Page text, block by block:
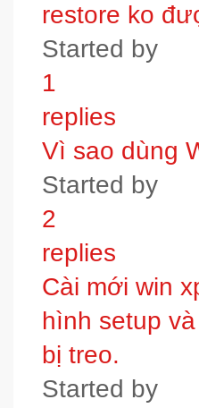
restore ko
Started by
1
replies
Vì sao dùng
Started by
2
replies
Cài mới win
hình setup
bị treo.
Started by